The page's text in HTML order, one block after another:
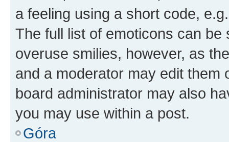
a feeling using a short code,
The full list of emoticons can
overuse smilies, however, as
and a moderator may edit them
board administrator may also
you may use within a post.
Góra